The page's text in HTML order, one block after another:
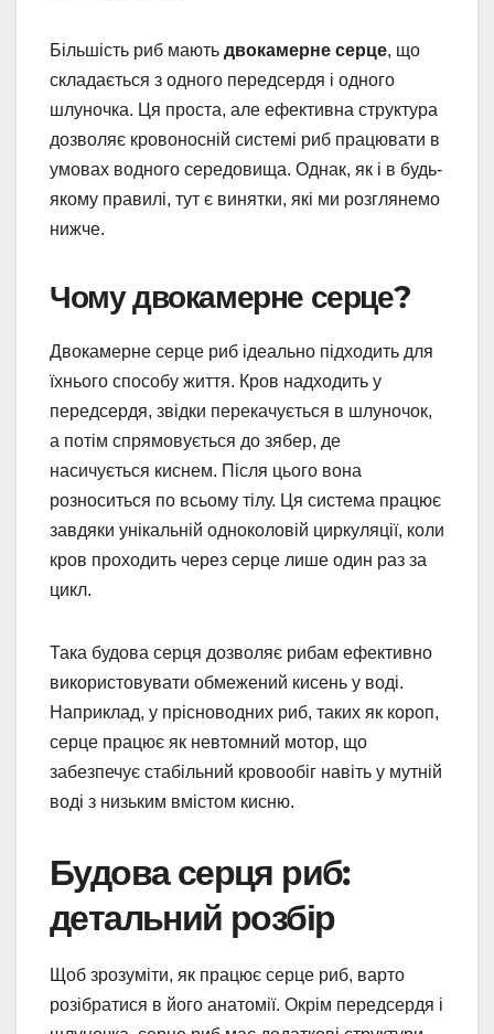
Більшість риб мають двокамерне серце, що
складається з одного передсердя і одного
шлуночка. Ця проста, але ефективна структура
дозволяє кровоносній системі риб працювати в
умовах водного середовища. Однак, як і в будь-
якому правилі, тут є винятки, які ми розглянемо
нижче.
Чому двокамерне серце?
Двокамерне серце риб ідеально підходить для
їхнього способу життя. Кров надходить у
передсердя, звідки перекачується в шлуночок,
а потім спрямовується до зябер, де
насичується киснем. Після цього вона
розноситься по всьому тілу. Ця система працює
завдяки унікальній одноколовій циркуляції, коли
кров проходить через серце лише один раз за
цикл.
Така будова серця дозволяє рибам ефективно
використовувати обмежений кисень у воді.
Наприклад, у прісноводних риб, таких як короп,
серце працює як невтомний мотор, що
забезпечує стабільний кровообіг навіть у мутній
воді з низьким вмістом кисню.
Будова серця риб:
детальний розбір
Щоб зрозуміти, як працює серце риб, варто
розібратися в його анатомії. Окрім передсердя і